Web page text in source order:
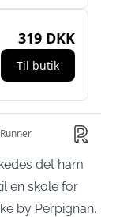
det ham
en skole for
by Perpignan.